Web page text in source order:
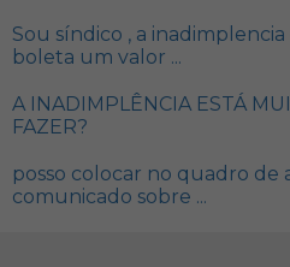
Sou síndico , a
boleta um valor ...
A INADIMPLÊNCIA ESTÁ
FAZER?
posso colocar no quadro de
comunicado sobre ...